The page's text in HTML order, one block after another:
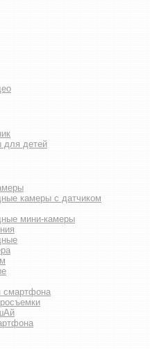
для детей
камеры с датчиком
мини-камеры
смартфона